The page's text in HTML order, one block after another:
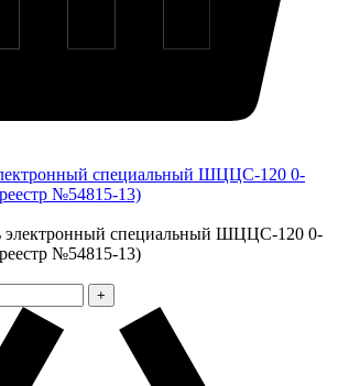
специальный ШЦЦС-120 0-
№54815-13)